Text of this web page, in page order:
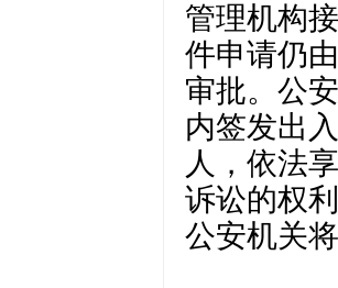
管理机构
件申请仍
审批。公
内签发出
人，依法
诉讼的权
公安机关